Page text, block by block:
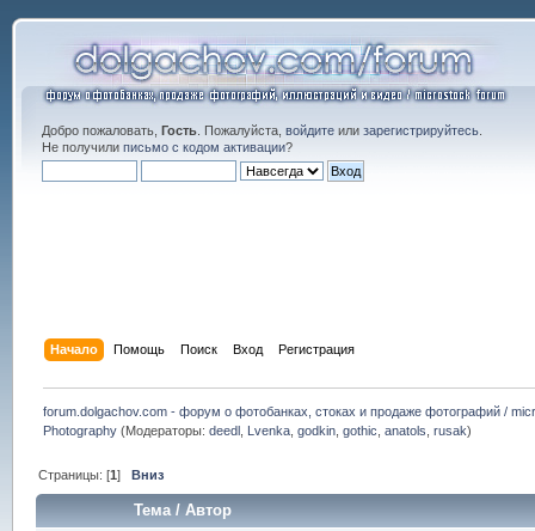
Добро пожаловать, Гость. Пожалуйста, войдитеили зарегистрируйтесь.
Не получили письмо с кодом активации?
Начало Помощь Поиск Вход Регистрация
forum.dolgachov.com - форум о фотобанках, стоках и продаже фотографий /
Photography (Модераторы:deedl Lvenka ,godkin ,gothic ,anatols ,rusak)
Страницы: [1]Вниз
Тема/ Автор